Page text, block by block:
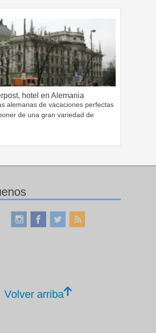
hotel en Alemania
alemanas de vacaciones perfectas
de una gran variedad de
Volver arriba